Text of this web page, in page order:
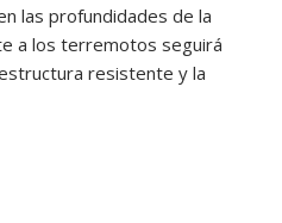
las profundidades de la
a los terremotos seguirá
resistente y la